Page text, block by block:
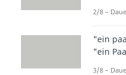
Du
dir
2/8 –
"ein
"ein
3/8 –